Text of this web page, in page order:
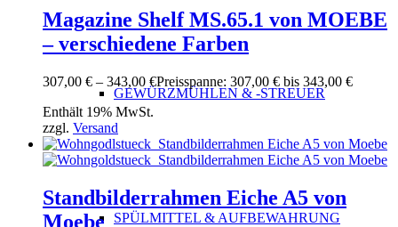
GEWÜRZMÜHLEN & -STREUER
SPÜLMITTEL & AUFBEWAHRUNG
Magazine Shelf MS.65.1 von MOEBE
– verschiedene Farben
307,00 € – 343,00 €Preisspanne: 307,00 € bis 343,00 €
Enthält 19% MwSt.
zzgl. Versand
Standbilderrahmen Eiche A5 von
Moebe